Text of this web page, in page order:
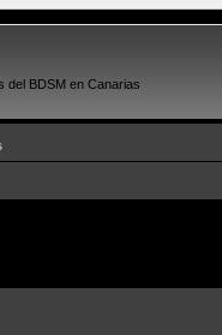
del BDSM en Canarias